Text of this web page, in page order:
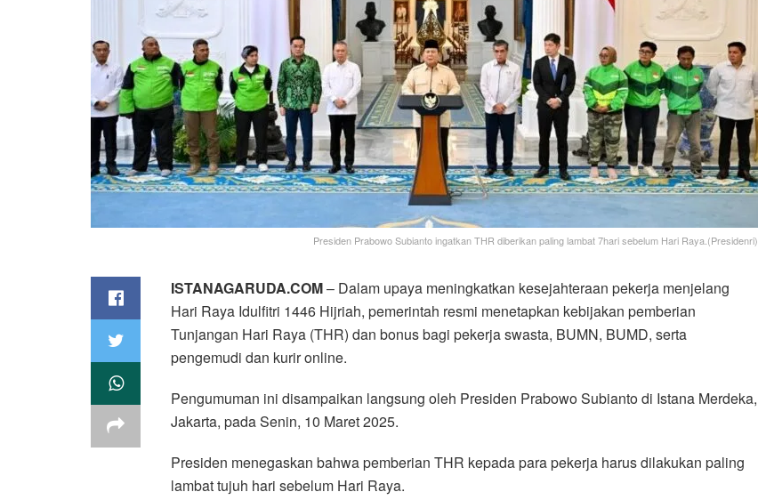
Presiden Prabowo Subianto ingatkan THR diberikan paling lambat 7hari sebelum Hari Raya.(Presidenri)
ISTANAGARUDA.COM– Dalam upaya meningkatkan kesejahteraan pekerja menjelang
Hari Raya Idulfitri 1446 Hijriah, pemerintah resmi menetapkan kebijakan pemberian
Tunjangan Hari Raya (THR) dan bonus bagi pekerja swasta, BUMN, BUMD, serta
pengemudi dan kurir online.
Pengumuman ini disampaikan langsung oleh Presiden Prabowo Subianto di Istana Merdeka,
Jakarta, pada Senin, 10 Maret 2025.
Presiden menegaskan bahwa pemberian THR kepada para pekerja harus dilakukan paling
lambat tujuh hari sebelum Hari Raya.